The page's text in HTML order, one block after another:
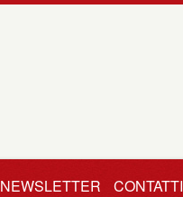
NEWSLETTER CONTATTI